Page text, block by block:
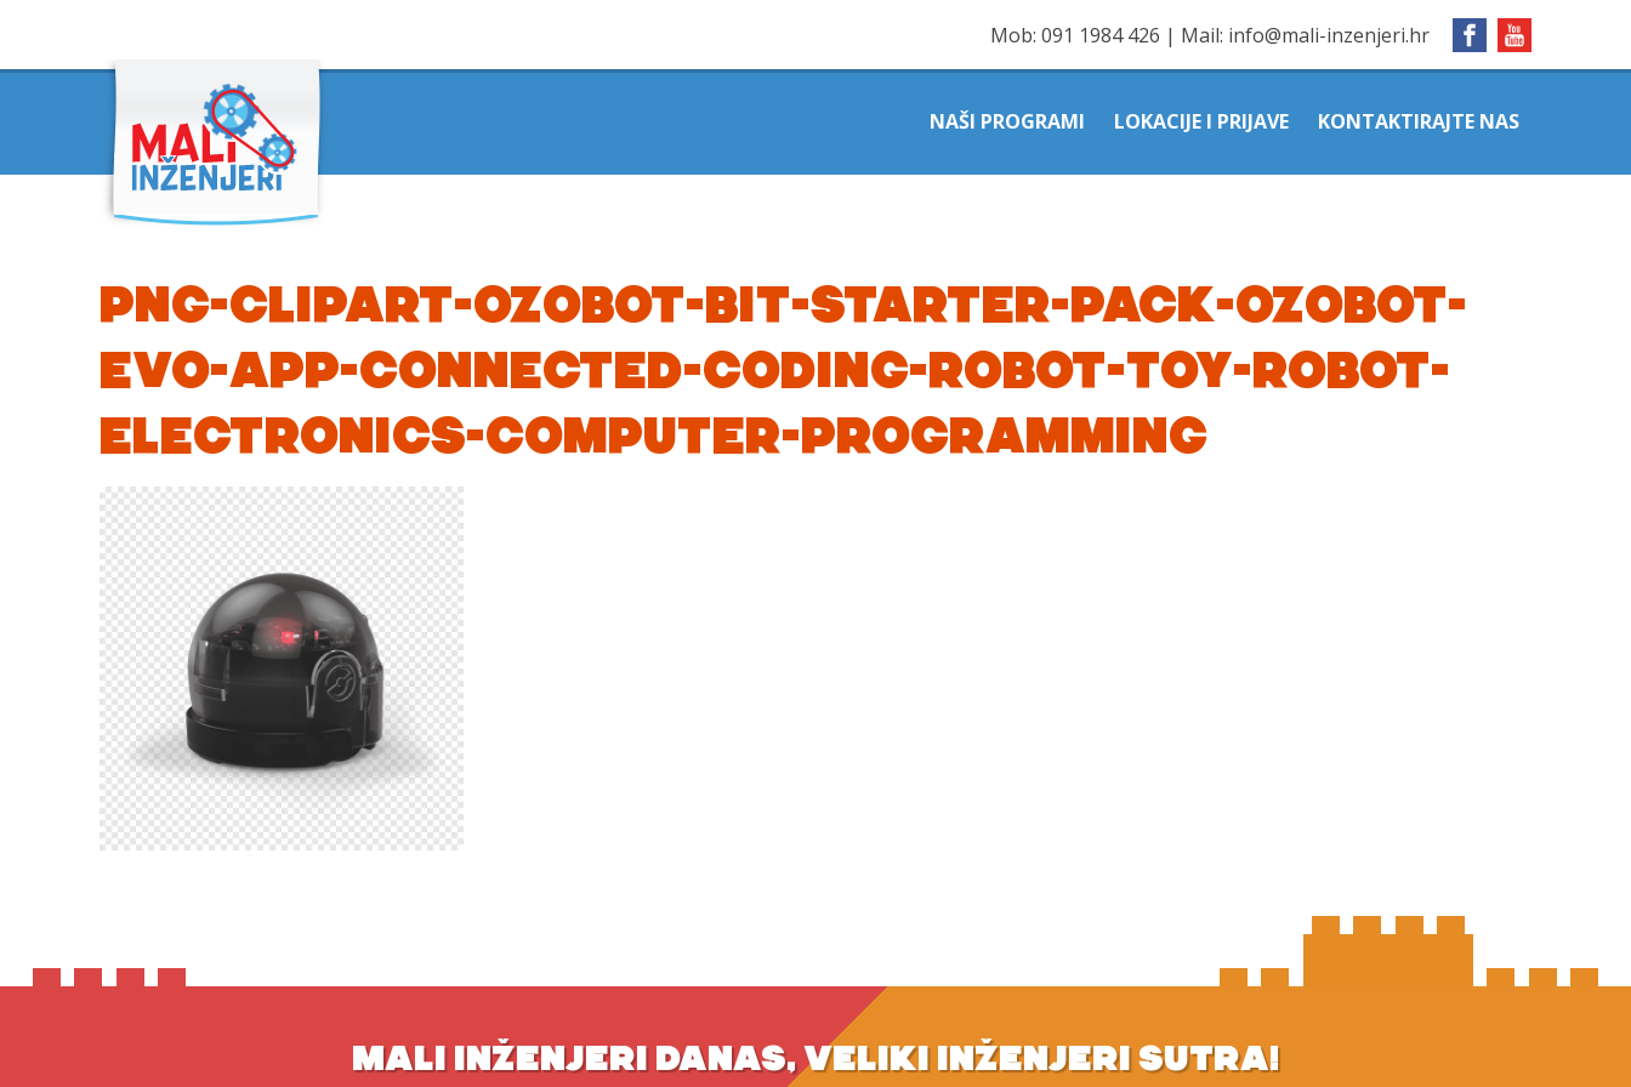
Mob: 091 1984 426 | Mail: info@mali-inzenjeri.hr
NAŠI PROGRAMI LOKACIJE I PRIJAVE KONTAKTIRAJTE NAS
PNG-CLIPART-OZOBOT-BIT-STARTER-PACK-OZOBOT-
EVO-APP-CONNECTED-CODING-ROBOT-TOY-ROBOT-
ELECTRONICS-COMPUTER-PROGRAMMING
MALI INŽENJERI DANAS, VELIKI INŽENJERI SUTRA!